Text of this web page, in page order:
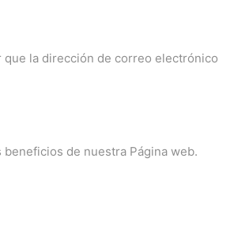
la dirección de correo electrónico
de nuestra Página web.